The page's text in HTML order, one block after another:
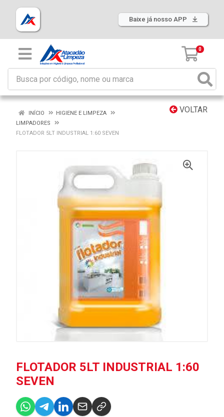
Baixe já nosso APP
0
VOLTAR
INÍCIO
HIGIENE E LIMPEZA
LIMPADORES
FLOTADOR 5LT INDUSTRIAL 1:60 SEVEN
FLOTADOR 5LT INDUSTRIAL 1:60
SEVEN